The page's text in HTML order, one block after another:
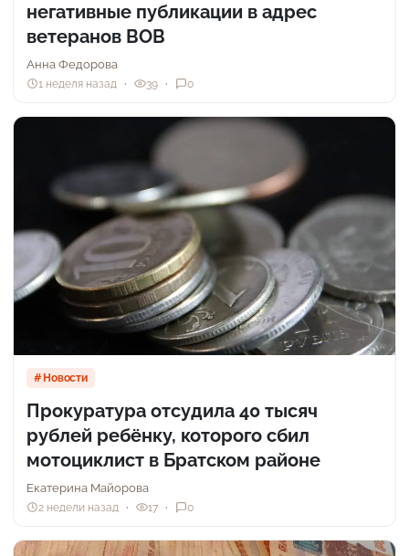
негативные публикации в адрес
ветеранов ВОВ
Анна Федорова
1 неделя назад 39 0
Новости
Прокуратура отсудила 40 тысяч
рублей ребёнку, которого сбил
мотоциклист в Братском районе
Екатерина Майорова
2 недели назад 17 0